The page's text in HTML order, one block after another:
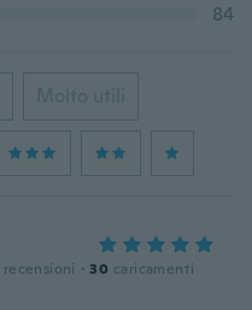
84
Molto utili
recensioni · 30 caricamenti